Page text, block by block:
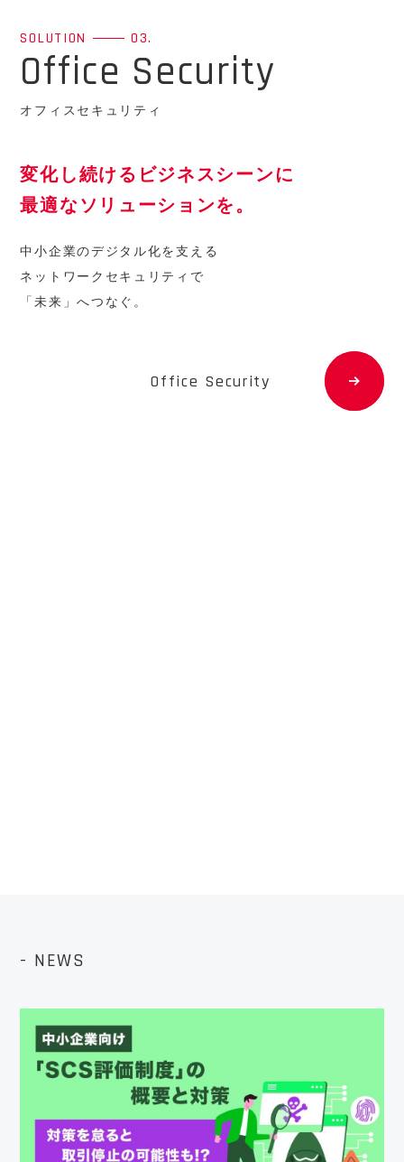
SOLUTION 03.
Office Security
オフィスセキュリティ
変化し続けるビジネスシーンに
最適なソリューションを。
中小企業のデジタル化を支える
ネットワークセキュリティで
「未来」へつなぐ。
Office Security
- NEWS